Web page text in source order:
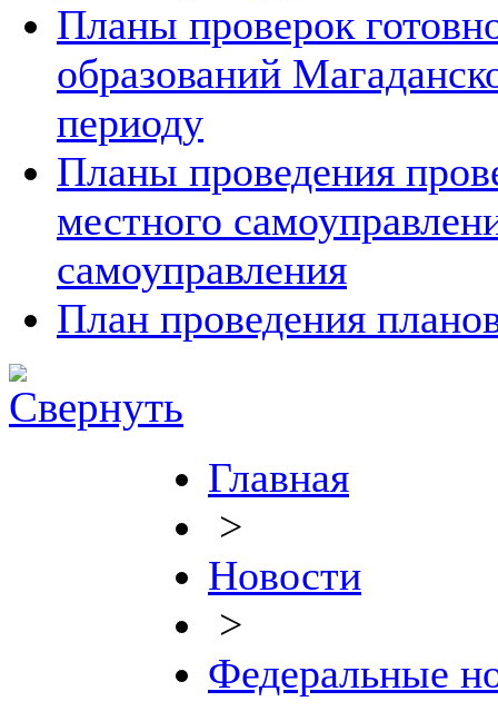
Планы проверок
образований
периоду
Планы проведения
местного
самоуправления
План проведения
Главная
>
Новости
>
Федеральные